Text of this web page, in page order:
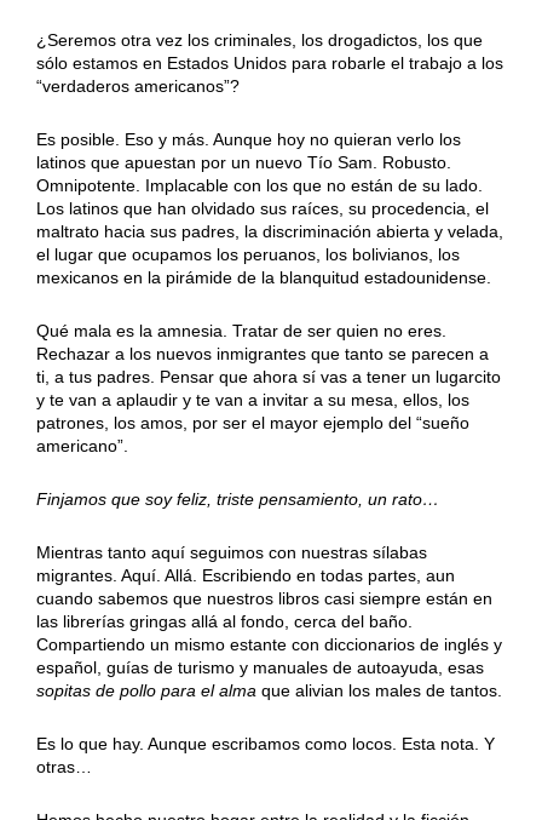
¿Seremos otra vez los criminales, los drogadictos, los que
sólo estamos en Estados Unidos para robarle el trabajo a los
“verdaderos americanos”?
Es posible. Eso y más. Aunque hoy no quieran verlo los
latinos que apuestan por un nuevo Tío Sam. Robusto.
Omnipotente. Implacable con los que no están de su lado.
Los latinos que han olvidado sus raíces, su procedencia, el
maltrato hacia sus padres, la discriminación abierta y velada,
el lugar que ocupamos los peruanos, los bolivianos, los
mexicanos en la pirámide de la blanquitud estadounidense.
Qué mala es la amnesia. Tratar de ser quien no eres.
Rechazar a los nuevos inmigrantes que tanto se parecen a
ti, a tus padres. Pensar que ahora sí vas a tener un lugarcito
y te van a aplaudir y te van a invitar a su mesa, ellos, los
patrones, los amos, por ser el mayor ejemplo del “sueño
americano”.
Finjamos que soy feliz, triste pensamiento, un rato…
Mientras tanto aquí seguimos con nuestras sílabas
migrantes. Aquí. Allá. Escribiendo en todas partes, aun
cuando sabemos que nuestros libros casi siempre están en
las librerías gringas allá al fondo, cerca del baño.
Compartiendo un mismo estante con diccionarios de inglés y
español, guías de turismo y manuales de autoayuda, esas
sopitas de pollo para el alma que alivian los males de tantos.
Es lo que hay. Aunque escribamos como locos. Esta nota. Y
otras…